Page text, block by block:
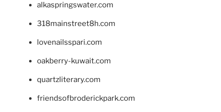
alkaspringswater.com
318mainstreet8h.com
lovenailsspari.com
oakberry-kuwait.com
quartzliterary.com
friendsofbroderickpark.com